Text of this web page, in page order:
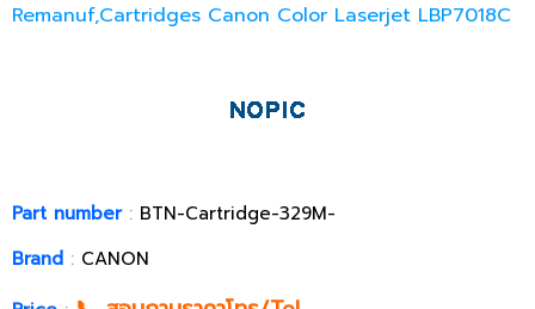
Remanuf,Cartridges Canon Color Laserjet LBP7018C
Part number: BTN-Cartridge-329M-
Brand : CANON